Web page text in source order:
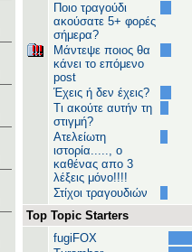
Ποιο τραγούδι
ακούσατε 5+ φορές
σήμερα?
Μάντεψε ποιος θα
κάνει το επόμενο
post
Έχεις ή δεν έχεις?
Τι ακούτε αυτήν τη
στιγμή?
Ατελείωτη
ιστορία....., ο
καθένας απο 3
λέξεις μόνο!!!!
Στίχοι τραγουδιών
Top Topic Starters
fugiFOX